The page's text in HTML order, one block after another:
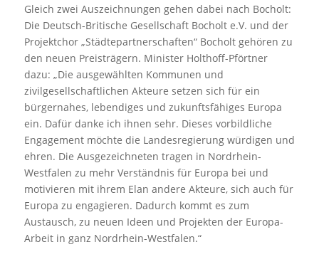
Gleich zwei Auszeichnungen gehen dabei nach Bocholt:
Die Deutsch-Britische Gesellschaft Bocholt e.V. und der
Projektchor „Städtepartnerschaften“ Bocholt gehören zu
den neuen Preisträgern. Minister Holthoff-Pförtner
dazu: „Die ausgewählten Kommunen und
zivilgesellschaftlichen Akteure setzen sich für ein
bürgernahes, lebendiges und zukunftsfähiges Europa
ein. Dafür danke ich ihnen sehr. Dieses vorbildliche
Engagement möchte die Landesregierung würdigen und
ehren. Die Ausgezeichneten tragen in Nordrhein-
Westfalen zu mehr Verständnis für Europa bei und
motivieren mit ihrem Elan andere Akteure, sich auch für
Europa zu engagieren. Dadurch kommt es zum
Austausch, zu neuen Ideen und Projekten der Europa-
Arbeit in ganz Nordrhein-Westfalen.“